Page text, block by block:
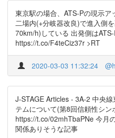
東京駅の場合、ATS-Pの現示
二場内(+分岐器改良)で進入側
70km/h)している 出発側はATS-
https://t.co/F4teCiz37r >RT
2020-03-03 11:32:24
J-STAGE Articles - 3A-2 中央
テムについて(第8回信頼性シン
https://t.co/02mhTbaPNe 今月
関係ありそうな記事